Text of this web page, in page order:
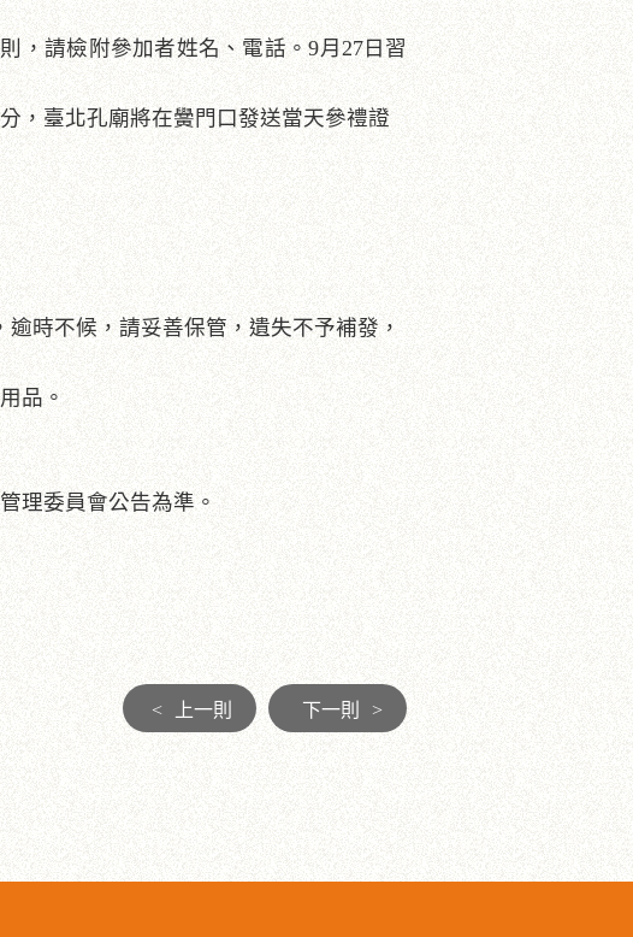
，請檢附參加者姓名、電話。9月27日習
，臺北孔廟將在黌門口發送當天參禮證
時不候，請妥善保管，遺失不予補發，
品。
理委員會公告為準。
< 上一則 下一則 >